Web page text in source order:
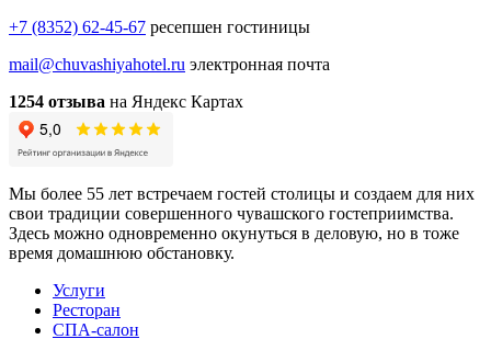
+7 (8352) 62-45-67 ресепшен гостиницы
mail@chuvashiyahotel.ru электронная почта
1254 отзыва на Яндекс Картах
Мы более 55 лет встречаем гостей столицы и создаем для них
свои традиции совершенного чувашского гостеприимства.
Здесь можно одновременно окунуться в деловую, но в тоже
время домашнюю обстановку.
Услуги
Ресторан
СПА-салон